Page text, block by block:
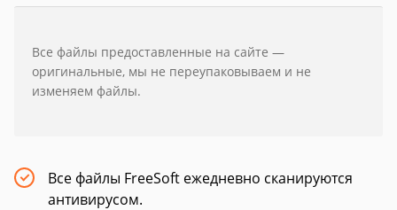
Все файлы предоставленные на сайте —
оригинальные, мы не переупаковываем и не
изменяем файлы.
Все файлы FreeSoft ежедневно сканируются
антивирусом.